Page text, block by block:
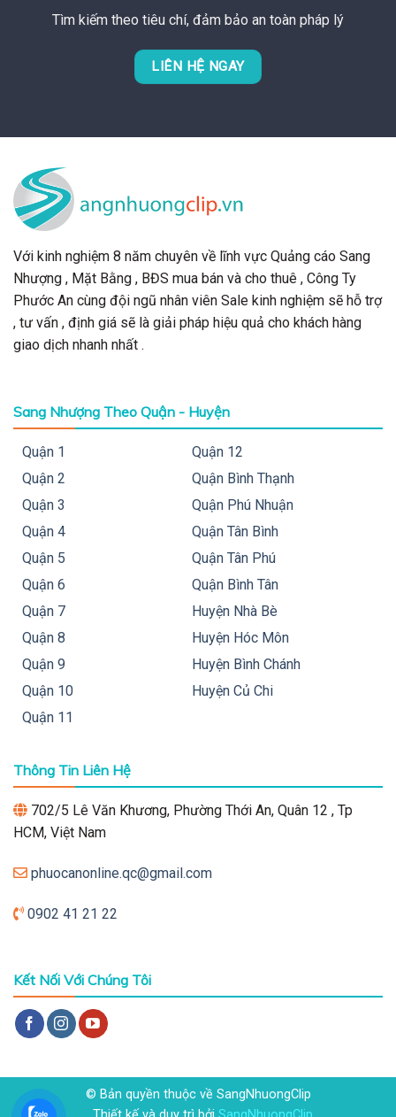
Tìm kiếm theo tiêu chí, đảm bảo an toàn pháp lý
LIÊN HỆ NGAY
Với kinh nghiệm 8 năm chuyên về lĩnh vực Quảng cáo Sang
Nhượng , Mặt Bằng , BĐS mua bán và cho thuê , Công Ty
Phước An cùng đội ngũ nhân viên Sale kinh nghiệm sẽ hỗ trợ
, tư vấn , định giá sẽ là giải pháp hiệu quả cho khách hàng
giao dịch nhanh nhất .
Sang Nhượng Theo Quận - Huyện
Quận 1
Quận 2
Quận 3
Quận 4
Quận 5
Quận 6
Quận 7
Quận 8
Quận 9
Quận 10
Quận 11
Quận 12
Quận Bình Thạnh
Quận Phú Nhuận
Quận Tân Bình
Quận Tân Phú
Quận Bình Tân
Huyện Nhà Bè
Huyện Hóc Môn
Huyện Bình Chánh
Huyện Củ Chi
Thông Tin Liên Hệ
702/5 Lê Văn Khương, Phường Thới An, Quân 12 , Tp
HCM, Việt Nam
phuocanonline.qc@gmail.com
0902 41 21 22
Kết Nối Với Chúng Tôi
© Bản quyền thuộc về SangNhuongClip